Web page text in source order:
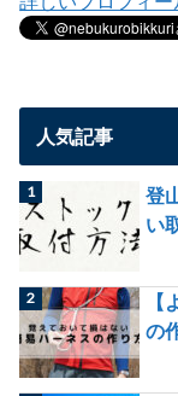
人気記事
登
い
の